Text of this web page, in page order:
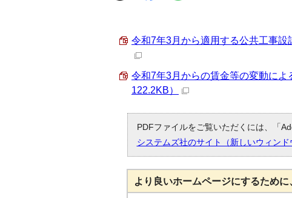
令和7年3月から適用する公共工事設
令和7年3月からの賃金等の変動に
122.2KB）
PDFファイルをご覧いただくには、「
システムズ社のサイト（新しいウィンド
より良いホームページにするため